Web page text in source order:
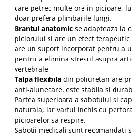
care petrec multe ore in picioare,
doar prefera plimbarile lungi.
Brantul anatomic se adapteaza la
piciorului si are un efect terapeutic
are un suport incorporat pentru a
pentru a elimina stresul asupra
vertebrale.
Talpa flexibila din poliuretan are
anti-alunecare, este stabila si
Partea superioara a sabotului si
naturala, iar varful inchis cu
picioarelor sa respire.
Sabotii medicali sunt recomandati